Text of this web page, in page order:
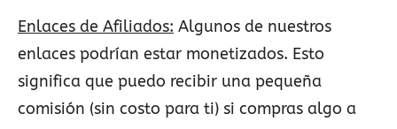
Enlaces de Afiliados: Algunos de nuestros
enlaces podrían estar monetizados. Esto
significa que puedo recibir una pequeña
comisión (sin costo para ti) si compras algo a